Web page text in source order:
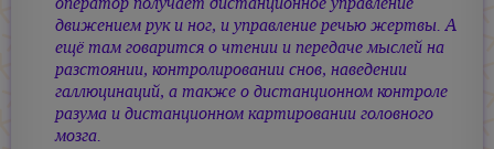
движением рук и ног, и управление речью жертвы. А
ещё там говарится о чтении и передаче мыслей на
разстоянии, контролировании снов, наведении
галлюцинаций, а также о дистанционном контроле
разума и дистанционном картировании головного
мозга.